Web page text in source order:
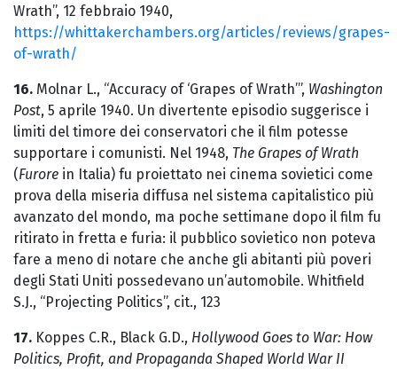
Wrath”, 12 febbraio 1940,
https://whittakerchambers.org/articles/reviews/grapes-
of-wrath/
16. Molnar L., “Accuracy of ‘Grapes of Wrath’”, Washington
Post, 5 aprile 1940. Un divertente episodio suggerisce i
limiti del timore dei conservatori che il film potesse
supportare i comunisti. Nel 1948, The Grapes of Wrath
(Furore in Italia) fu proiettato nei cinema sovietici come
prova della miseria diffusa nel sistema capitalistico più
avanzato del mondo, ma poche settimane dopo il film fu
ritirato in fretta e furia: il pubblico sovietico non poteva
fare a meno di notare che anche gli abitanti più poveri
degli Stati Uniti possedevano un’automobile. Whitfield
S.J., “Projecting Politics”, cit., 123
17. Koppes C.R., Black G.D., Hollywood Goes to War: How
Politics, Profit, and Propaganda Shaped World War II